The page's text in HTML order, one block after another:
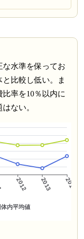
水準を保ってお
比較し低い。ま
率を10％以内に
ない。